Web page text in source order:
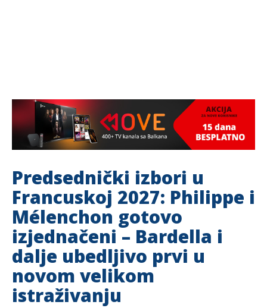
Predsednički izbori u
Francuskoj 2027: Philippe i
Mélenchon gotovo
izjednačeni – Bardella i
dalje ubedljivo prvi u
novom velikom
istraživanju